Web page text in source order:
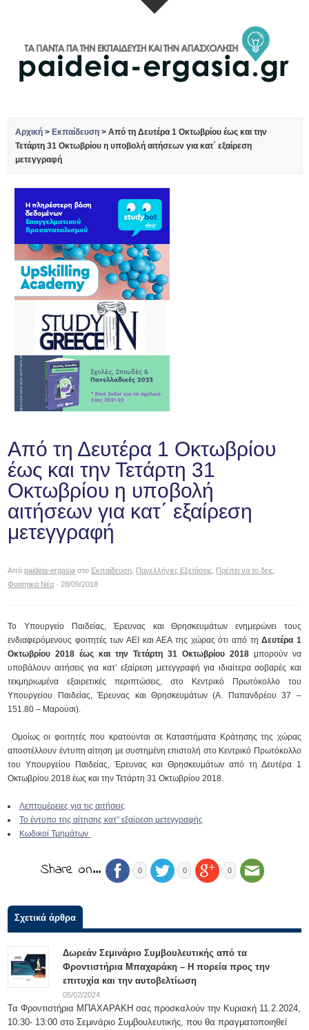
Αρχική > Εκπαίδευση >Από τη Δευτέρα 1 Οκτωβρίου έως και την
Τετάρτη 31 Οκτωβρίου η υποβολή αιτήσεων για κατ΄ εξαίρεση
μετεγγραφή
Από τη Δευτέρα 1 Οκτωβρίου
έως και την Τετάρτη 31
Οκτωβρίου η υποβολή
αιτήσεων για κατ΄ εξαίρεση
μετεγγραφή
Απόpaideia-ergasia στο Εκπαίδευση Πανελλήνιες Εξετάσεις Πρέπει να το δεις
Φοιτητικά Νέα · 28/09/2018
Το Υπουργείο Παιδείας, Έρευνας και Θρησκευμάτων ενημερώνει τους
ενδιαφερόμενους φοιτητές των ΑΕΙ και ΑΕΑ της χώρας ότι από τη Δευτέρα 1
Οκτωβρίου 2018 έως και την Τετάρτη 31 Οκτωβρίου 2018μπορούν να
υποβάλουν αιτήσεις για κατ’ εξαίρεση μετεγγραφή για ιδιαίτερα σοβαρές και
τεκμηριωμένα εξαιρετικές περιπτώσεις, στο Κεντρικό Πρωτόκολλο του
Υπουργείου Παιδείας, Έρευνας και Θρησκευμάτων (Α. Παπανδρέου 37 –
151.80 – Μαρούσι).
Ομοίως οι φοιτητές που κρατούνται σε Καταστήματα Κράτησης της χώρας
αποστέλλουν έντυπη αίτηση με συστημένη επιστολή στο Κεντρικό Πρωτόκολλο
του Υπουργείου Παιδείας, Έρευνας και Θρησκευμάτων από τη Δευτέρα 1
Οκτωβρίου 2018 έως και την Τετάρτη 31 Οκτωβρίου 2018.
Λεπτομέρειες για τις αιτήσεις
Το έντυπο της αίτησης κατ” εξαίρεση μετεγγραφής
Κωδικοί Τμημάτων
Share on… 0 0 0
Σχετικά άρθρα
Δωρεάν Σεμινάριο Συμβουλευτικής από τα
Φροντιστήρια Μπαχαράκη – Η πορεία προς την
επιτυχία και την αυτοβελτίωση
05/02/2024
Τα Φροντιστήρια ΜΠΑΧΑΡΑΚΗ σας προσκαλούν την Κυριακή 11.2.2024,
10:30- 13:00 στο Σεμινάριο Συμβουλευτικής, που θα πραγματοποιηθεί